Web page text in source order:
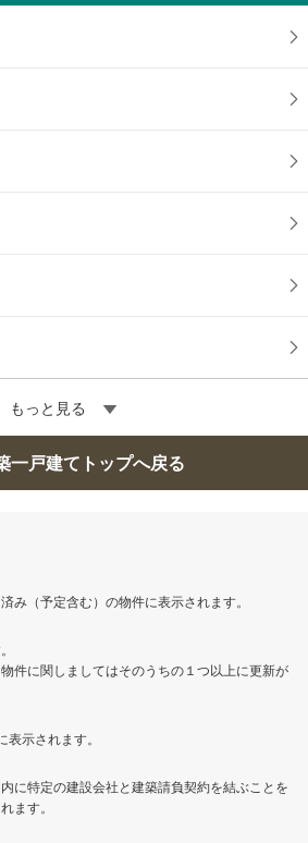
もっと見る
一戸建てトップへ戻る
み（予定含む）の物件に表示されます。
件に関しましてはそのうちの１つ以上に更新が
示されます。
に特定の建設会社と建築請負契約を結ぶことを
ます。